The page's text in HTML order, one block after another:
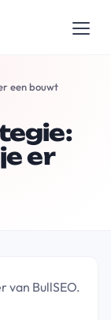
een bouwt
er
van BullSEO.